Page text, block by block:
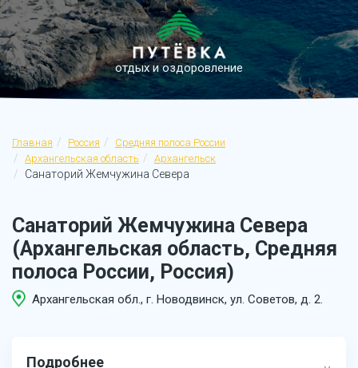
отдых и оздоровление
Главная Россия
Средняя полоса России
Архангельская область
Архангельск
Санаторий Жемчужина Севера
Санаторий Жемчужина Севера
(Архангельская область, Средняя
полоса России, Россия)
Архангельская обл., г. Новодвинск, ул. Советов, д. 2.
Подробнее